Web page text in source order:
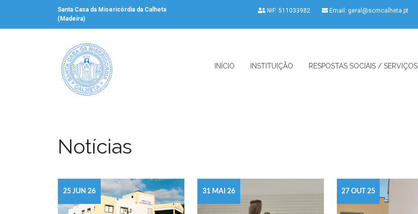
Santa Casa da Misericórdia da Calheta
(Madeira)
NIF: 511033982 Email: geral@scmcalheta.pt
INÍCIO INSTITUIÇÃO RESPOSTAS SOCIAIS / SERVIÇOS
Notícias
25 JUN 26 31 MAI 26 27 OUT 25